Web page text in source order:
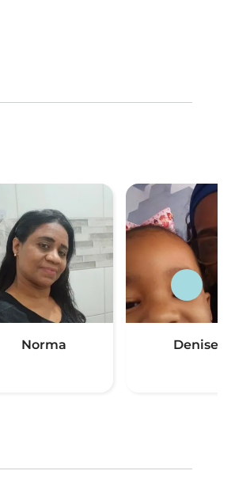
Norma Denise